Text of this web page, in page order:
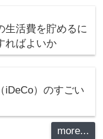
生活費を貯めるに
ればよいか
iDeCo）のすごい
more...